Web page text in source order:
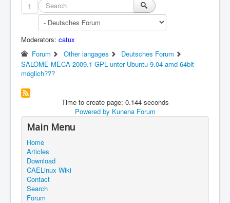
1
Moderators: catux
Forum
Other langages
Deutsches Forum
SALOME-MECA-2009.1-GPL unter Ubuntu 9.04 amd 64bit
möglich???
Time to create page: 0.144 seconds
Powered by Kunena Forum
Main Menu
Home
Articles
Download
CAELinux Wiki
Contact
Search
Forum